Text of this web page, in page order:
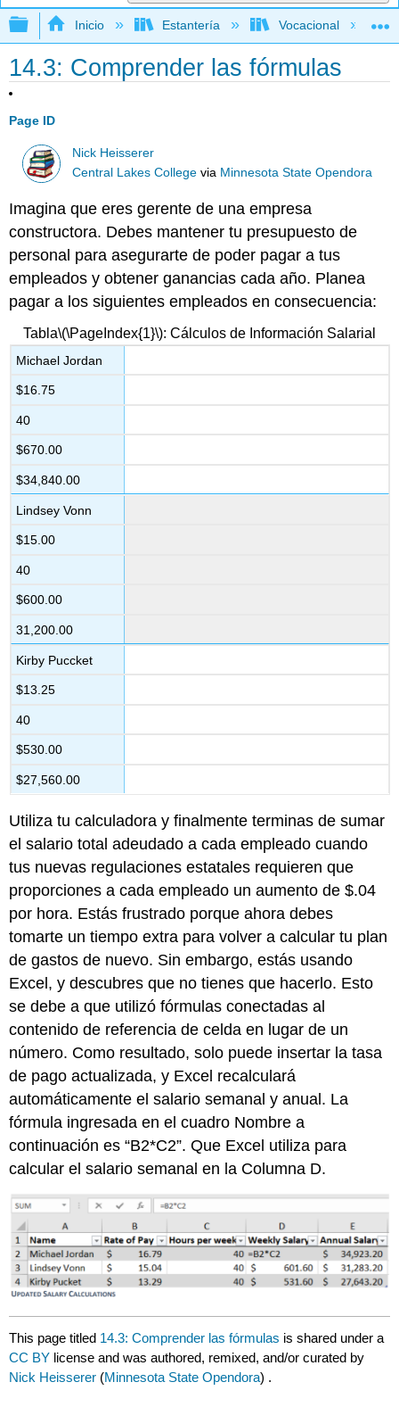
Expandir/contraer jerarquía global
Inicio Estantería Vocacional
14.3: Comprender las fórmulas
Page ID
Nick Heisserer
Central Lakes College via Minnesota State Opendora
Imagina que eres gerente de una empresa
constructora. Debes mantener tu presupuesto de
personal para asegurarte de poder pagar a tus
empleados y obtener ganancias cada año. Planea
pagar a los siguientes empleados en consecuencia:
Tabla\(\PageIndex{1}\): Cálculos de Información Salarial
Michael Jordan
$16.75
40
$670.00
$34,840.00
Lindsey Vonn
$15.00
40
$600.00
31,200.00
Kirby Puccket
$13.25
40
$530.00
$27,560.00
Utiliza tu calculadora y finalmente terminas de sumar
el salario total adeudado a cada empleado cuando
tus nuevas regulaciones estatales requieren que
proporciones a cada empleado un aumento de $.04
por hora. Estás frustrado porque ahora debes
tomarte un tiempo extra para volver a calcular tu plan
de gastos de nuevo. Sin embargo, estás usando
Excel, y descubres que no tienes que hacerlo. Esto
se debe a que utilizó fórmulas conectadas al
contenido de referencia de celda en lugar de un
número. Como resultado, solo puede insertar la tasa
de pago actualizada, y Excel recalculará
automáticamente el salario semanal y anual. La
fórmula ingresada en el cuadro Nombre a
continuación es “B2*C2”. Que Excel utiliza para
calcular el salario semanal en la Columna D.
This page titled 14.3: Comprender las fórmulas is shared under a
CC BY license and was authored, remixed, and/or curated by
Nick Heisserer (Minnesota State Opendora) .